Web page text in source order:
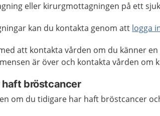
eller kirurgmottagningen på ett
kan du kontakta genom att logga
att kontakta vården om du känner
är över och kontakta vården om
haft bröstcancer
om du tidigare har haft bröstcancer